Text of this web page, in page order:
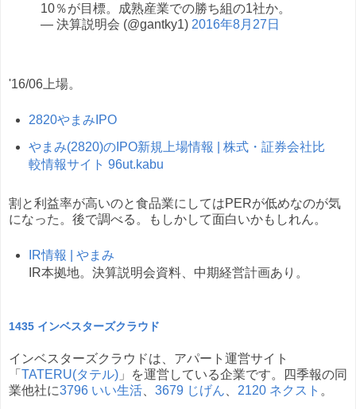
10％が目標。成熟産業での勝ち組の1社か。
— 決算説明会 (@gantky1) 2016年8月27日
'16/06上場。
2820やまみIPO
やまみ(2820)のIPO新規上場情報 | 株式・証券会社比
較情報サイト 96ut.kabu
割と利益率が高いのと食品業にしてはPERが低めなのが気
になった。後で調べる。もしかして面白いかもしれん。
IR情報 | やまみ
IR本拠地。決算説明会資料、中期経営計画あり。
1435 インベスターズクラウド
インベスターズクラウドは、アパート運営サイト
「 TATERU(タテル) 」を運営している企業です。四季報の同
業他社に3796 いい生活 3679 じげん 2120 ネクスト 。